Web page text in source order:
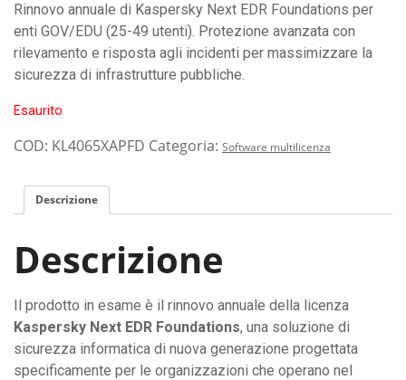
Rinnovo annuale di Kaspersky Next EDR Foundations per
enti GOV/EDU (25-49 utenti). Protezione avanzata con
rilevamento e risposta agli incidenti per massimizzare la
sicurezza di infrastrutture pubbliche.
Esaurito
COD: KL4065XAPFD Categoria: Software multilicenza
Descrizione
Descrizione
Il prodotto in esame è il rinnovo annuale della licenza
Kaspersky Next EDR Foundations, una soluzione di
sicurezza informatica di nuova generazione progettata
specificamente per le organizzazioni che operano nel